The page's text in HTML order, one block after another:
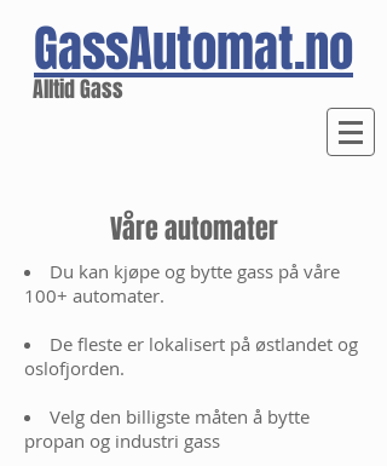
GassAutomat.no
Alltid Gass
Våre automater
Du kan kjøpe og bytte gass på våre
100+ automater.
De fleste er lokalisert på østlandet og
oslofjorden.
Velg den billigste måten å bytte
propan og industri gass